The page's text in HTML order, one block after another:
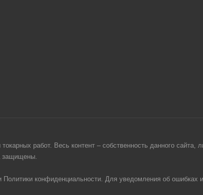
работ. Весь контент – собственность данного сайта,
защищены.
конфиденциальности. Для уведомления об ошибках